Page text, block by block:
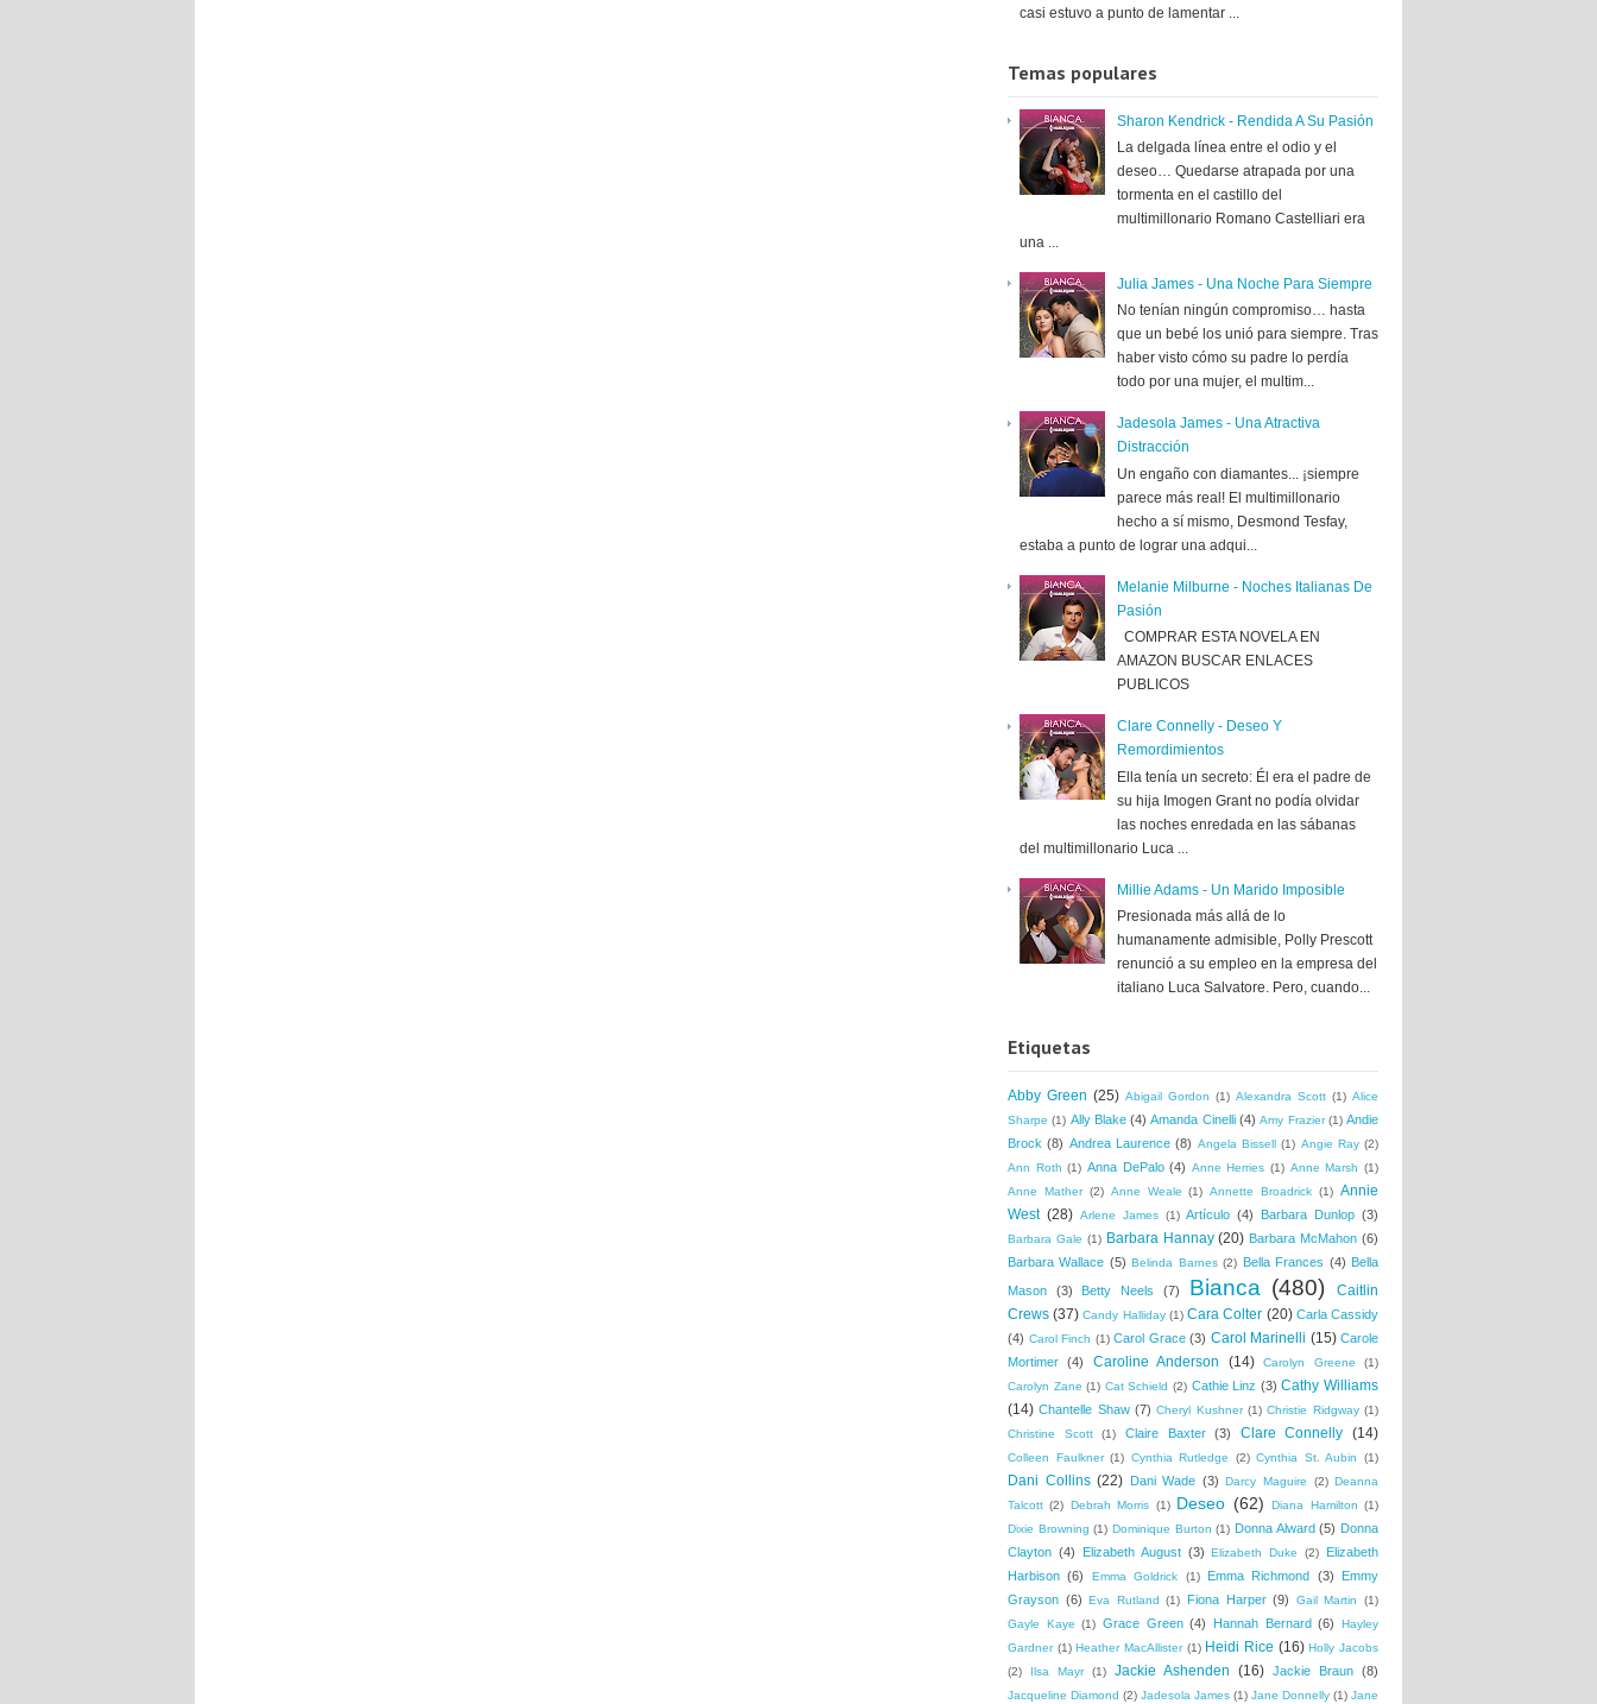
casi estuvo a punto de lamentar ...
Temas populares
Sharon Kendrick - Rendida A Su Pasión
La delgada línea entre el odio y el
deseo… Quedarse atrapada por una
tormenta en el castillo del
multimillonario Romano Castelliari era
una ...
Julia James - Una Noche Para Siempre
No tenían ningún compromiso… hasta
que un bebé los unió para siempre. Tras
haber visto cómo su padre lo perdía
todo por una mujer, el multim...
Jadesola James - Una Atractiva
Distracción
Un engaño con diamantes... ¡siempre
parece más real! El multimillonario
hecho a sí mismo, Desmond Tesfay,
estaba a punto de lograr una adqui...
Melanie Milburne - Noches Italianas De
Pasión
COMPRAR ESTA NOVELA EN
AMAZON BUSCAR ENLACES
PUBLICOS
Clare Connelly - Deseo Y
Remordimientos
Ella tenía un secreto: Él era el padre de
su hija Imogen Grant no podía olvidar
las noches enredada en las sábanas
del multimillonario Luca ...
Millie Adams - Un Marido Imposible
Presionada más allá de lo
humanamente admisible, Polly Prescott
renunció a su empleo en la empresa del
italiano Luca Salvatore. Pero, cuando...
Etiquetas
Abby Green (25) Abigail Gordon (1) Alexandra Scott (1) Alice
Sharpe (1) Ally Blake (4) Amanda Cinelli (4) Amy Frazier (1) Andie
Brock (8) Andrea Laurence (8) Angela Bissell (1) Angie Ray (2)
Ann Roth (1) Anna DePalo (4) Anne Herries (1) Anne Marsh (1)
Anne Mather (2) Anne Weale (1) Annette Broadrick (1) Annie
West (28) Arlene James (1) Artículo (4) Barbara Dunlop (3)
Barbara Gale (1) Barbara Hannay (20) Barbara McMahon (6)
Barbara Wallace (5) Belinda Barnes (2) Bella Frances (4) Bella
Mason
(3) Betty Neels (7) Bianca (480)
Caitlin
Crews (37) Candy Halliday (1) Cara Colter (20) Carla Cassidy
(4) Carol Finch (1) Carol Grace (3) Carol Marinelli (15) Carole
Mortimer
(4) Caroline Anderson (14) Carolyn Greene
(1)
Carolyn Zane (1) Cat Schield (2) Cathie Linz (3) Cathy Williams
(14) Chantelle Shaw (7) Cheryl Kushner (1) Christie Ridgway (1)
Christine Scott
(1) Claire Baxter (3) Clare Connelly (14)
Colleen Faulkner (1) Cynthia Rutledge (2) Cynthia St. Aubin (1)
Dani Collins (22) Dani Wade (3) Darcy Maguire (2) Deanna
Talcott (2) Debrah Morris (1) Deseo (62) Diana Hamilton (1)
Dixie Browning (1) Dominique Burton (1) Donna Alward (5) Donna
Clayton (4) Elizabeth August (3) Elizabeth Duke (2)
Elizabeth
Harbison (6) Emma Goldrick (1) Emma Richmond (3)
Emmy
Grayson (6) Eva Rutland (1) Fiona Harper (9) Gail Martin
(1)
Gayle Kaye (1) Grace Green (4) Hannah Bernard (6)
Hayley
Gardner (1) Heather MacAllister (1) Heidi Rice (16) Holly Jacobs
(2)
Ilsa Mayr (1) Jackie Ashenden (16) Jackie Braun (8)
Jacqueline Diamond (2) Jadesola James (1) Jane Donnelly (1) Jane